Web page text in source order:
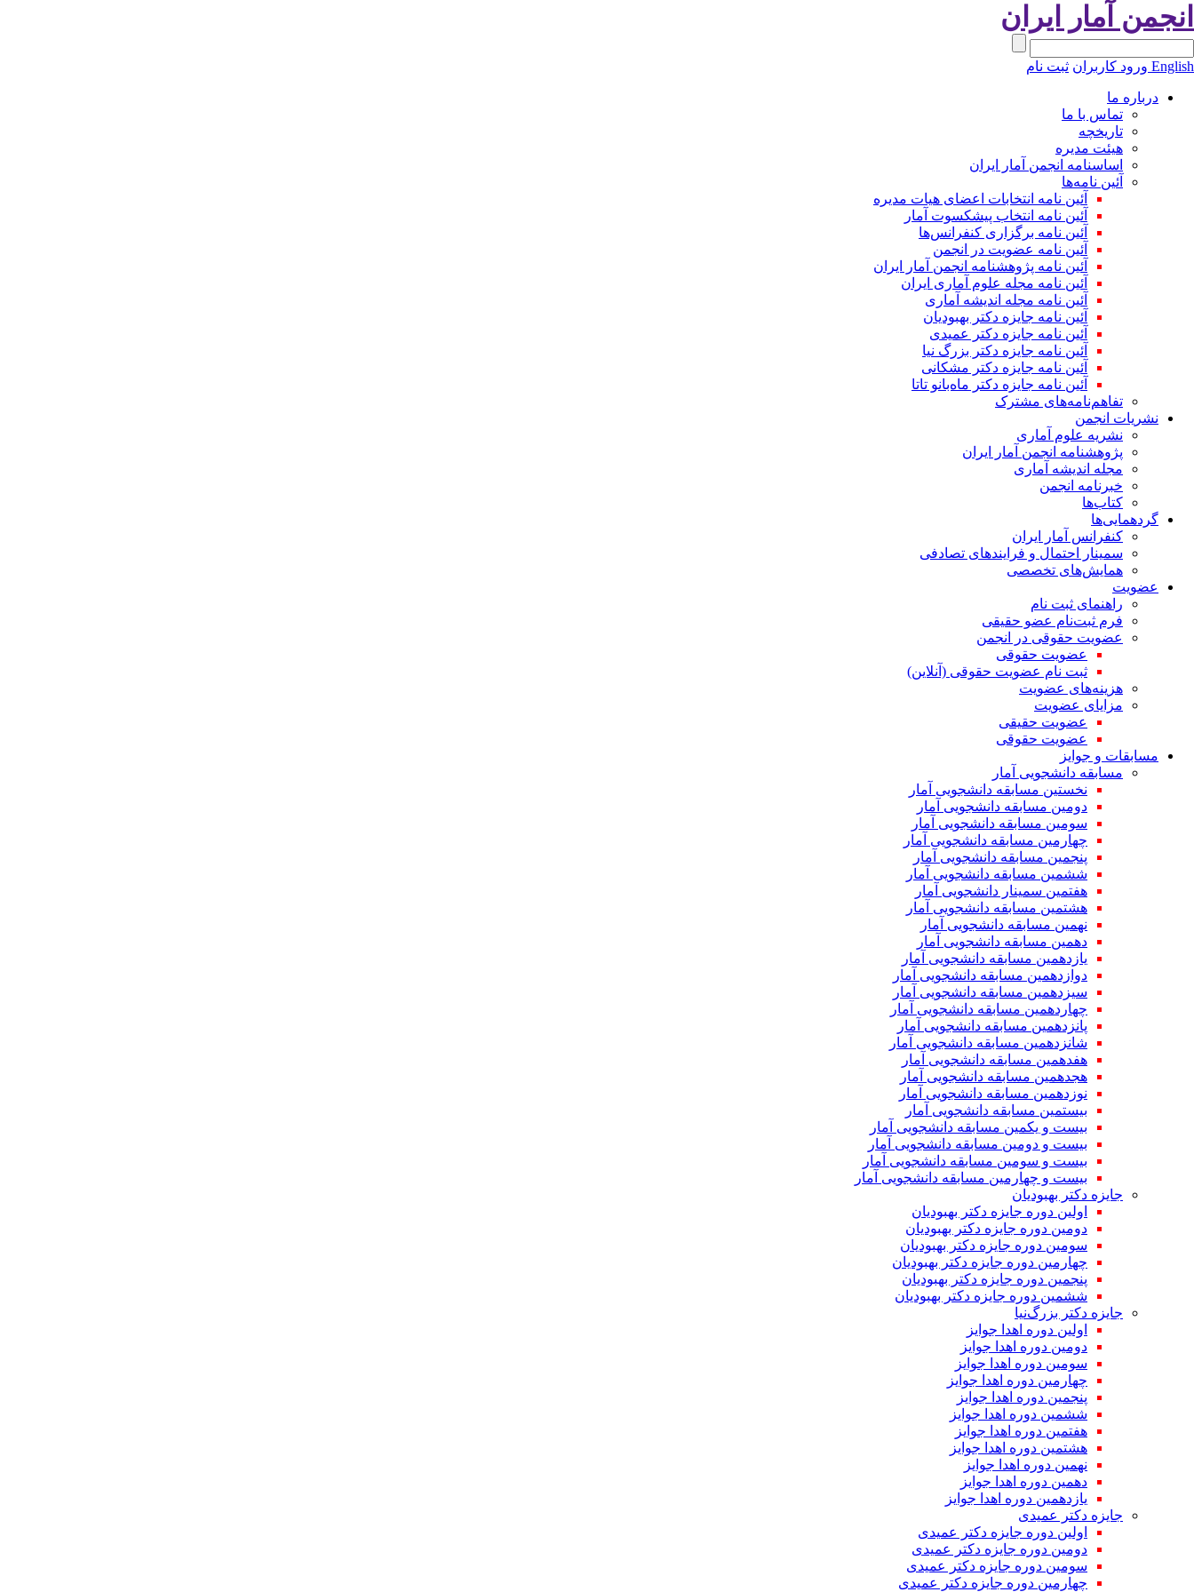
انجمن آمار ایران
English ورود کاربران ثبت نام
درباره ما
تماس با ما
تاریخچه
هیئت مدیره
اساسنامه انجمن آمار ایران
آئین نامه‌ها
آئین نامه انتخابات اعضای هیات مدیره
آئین نامه انتخاب پیشکسوت آمار
آئین نامه برگزاری کنفرانس‌ها
آئین نامه عضویت در انجمن
آئین نامه پژوهشنامه انجمن آمار ایران
آئین نامه مجله علوم آماری ایران
آئین نامه مجله اندیشه آماری
آئین‌ نامه جایزه دکتر بهبودیان
آئین نامه جایزه دکتر عمیدی
آئین نامه جایزه دکتر بزرگ نیا
آئین نامه جایزه دکتر مشکانی
آئین نامه جایزه دکتر ماه‌بانو تاتا
تفاهم‌نامه‌های مشترک
نشریات انجمن
نشریه علوم آماری
پژوهشنامه انجمن آمار ایران
مجله اندیشه آماری
خبرنامه انجمن
کتاب‌ها
گردهمایی‌ها
کنفرانس آمار ایران
سمینار احتمال و فرایندهای تصادفی
همایش‌های تخصصی
عضویت
راهنمای ثبت نام
فرم ثبت‌نام عضو حقیقی
عضویت حقوقی در انجمن
عضویت حقوقی
ثبت نام عضویت حقوقی (آنلاین)
هزینه‌های عضویت
مزایای عضویت
عضویت حقیقی
عضویت حقوقی
مسابقات و جوایز
مسابقه دانشجویی آمار
نخستین مسابقه دانشجویی آمار
دومین مسابقه دانشجویی آمار
سومین مسابقه دانشجویی آمار
چهارمین مسابقه دانشجویی آمار
پنجمین مسابقه دانشجویی آمار
ششمین مسابقه دانشجویی آمار
هفتمین سمینار دانشجویی آمار
هشتمین مسابقه دانشجویی آمار
نهمین مسابقه دانشجویی آمار
دهمین مسابقه دانشجویی آمار
یازدهمین مسابقه دانشجویی آمار
دوازدهمین مسابقه دانشجویی آمار
سیزدهمین مسابقه دانشجویی آمار
چهاردهمین مسابقه دانشجویی آمار
پانزدهمین مسابقه دانشجویی آمار
شانزدهمین مسابقه دانشجویی آمار
هفدهمین مسابقه دانشجویی آمار
هجدهمین مسابقه دانشجویی آمار
نوزدهمین مسابقه دانشجویی آمار
بیستمین مسابقه دانشجویی آمار
بیست و یکمین مسابقه دانشجویی آمار
بیست و دومین مسابقه دانشجویی آمار
بیست و سومین مسابقه دانشجویی آمار
بیست و چهارمین مسابقه دانشجویی آمار
جایزه دکتر بهبودیان
اولین دوره جایزه دکتر بهبودیان
دومین دوره جایزه دکتر بهبودیان
سومین دوره جایزه دکتر بهبودیان
چهارمین دوره جایزه دکتر بهبودیان
پنجمین دوره جایزه دکتر بهبودیان
ششمین دوره جایزه دکتر بهبودیان
جایزه دکتر بزرگ‌نیا
اولین دوره اهدا جوایز
دومین دوره اهدا جوایز
سومین دوره اهدا جوایز
چهارمین دوره اهدا جوایز
پنجمین دوره اهدا جوایز
ششمین دوره اهدا جوایز
هفتمین دوره اهدا جوایز
هشتمین دوره اهدا جوایز
نهمین دوره اهدا جوایز
دهمین دوره اهدا جوایز
یازدهمین دوره اهدا جوایز
جایزه دکتر عمیدی
اولین دوره جایزه دکتر عمیدی
دومین دوره جایزه دکتر عمیدی
سومین دوره جایزه دکتر عمیدی
چهارمین دوره جایزه دکتر عمیدی